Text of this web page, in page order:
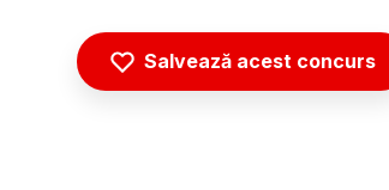
Salvează acest concurs